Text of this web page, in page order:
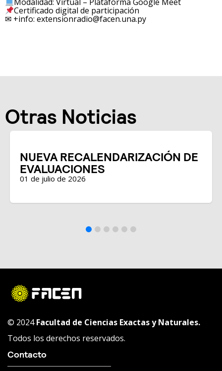
Certificado digital de participación
✉ +info: extensionradio@facen.una.py
Otras Noticias
DE
© 2024Facultad de Ciencias Exactas y Naturales.
Todos los derechos reservados.
Contacto